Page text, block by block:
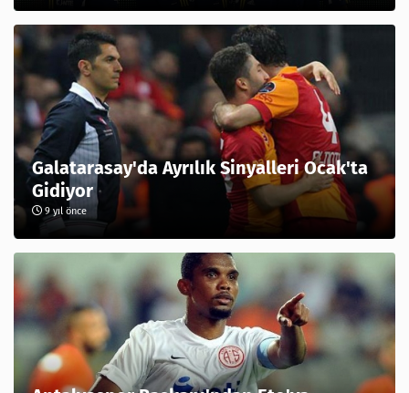
Galatarasay'da Ayrılık Sinyalleri Ocak'ta
Gidiyor
9 yıl önce